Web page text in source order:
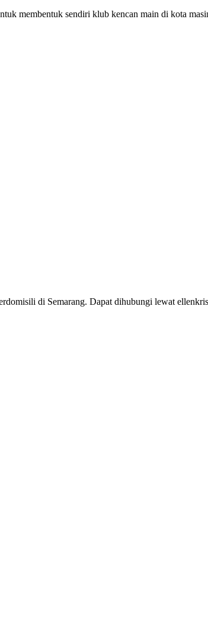
membentuk sendiri klub kencan main di kota
di Semarang. Dapat dihubungi lewat